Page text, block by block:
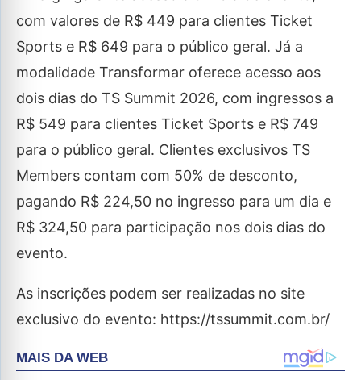
com valores de R$ 449 para clientes Ticket
Sports e R$ 649 para o público geral. Já a
modalidade Transformar oferece acesso aos
dois dias do TS Summit 2026, com ingressos a
R$ 549 para clientes Ticket Sports e R$ 749
para o público geral. Clientes exclusivos TS
Members contam com 50% de desconto,
pagando R$ 224,50 no ingresso para um dia e
R$ 324,50 para participação nos dois dias do
evento.
As inscrições podem ser realizadas no site
exclusivo do evento: https://tssummit.com.br/